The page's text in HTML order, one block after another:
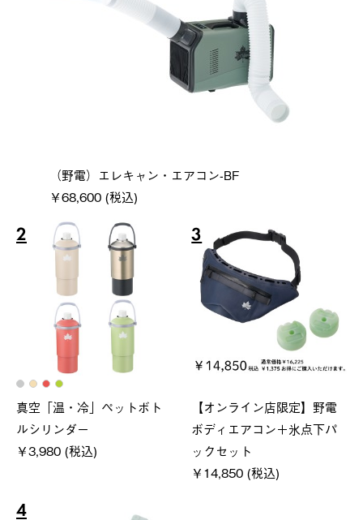
（野電）エレキャン・エアコン-BF
￥68,600 (税込)
2
真空「温・冷」ペットボト
ルシリンダー
￥3,980 (税込)
3
【オンライン店限定】野電
ボディエアコン＋氷点下パ
ックセット
￥14,850 (税込)
4